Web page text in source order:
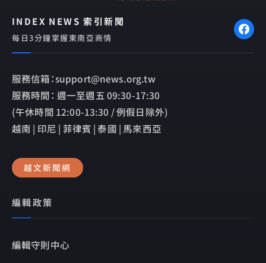
INDEX NEWS 索引新聞
每日3分鐘掌握東南亞商情
服務信箱：support@news.org.tw
服務時間： 週一至週五 09:30-17:30
(午休時間 12:00-13:30 / 例假日除外)
越南 | 印尼 | 菲律賓 | 泰國 | 馬來西亞
越文新聞網
編輯政策
編輯守則中心